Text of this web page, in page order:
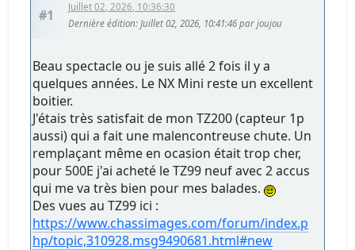
#1
Juillet 02, 2026, 10:36:30
Dernière édition: Juillet 02, 2026, 10:41:46 par joujou
Beau spectacle ou je suis allé 2 fois il y a
quelques années. Le NX Mini reste un excellent
boitier.
J'étais très satisfait de mon TZ200 (capteur 1p
aussi) qui a fait une malencontreuse chute. Un
remplaçant même en ocasion était trop cher,
pour 500E j'ai acheté le TZ99 neuf avec 2 accus
qui me va très bien pour mes balades.
Des vues au TZ99 ici :
https://www.chassimages.com/forum/index.p
hp/topic,310928.msg9490681.html#new